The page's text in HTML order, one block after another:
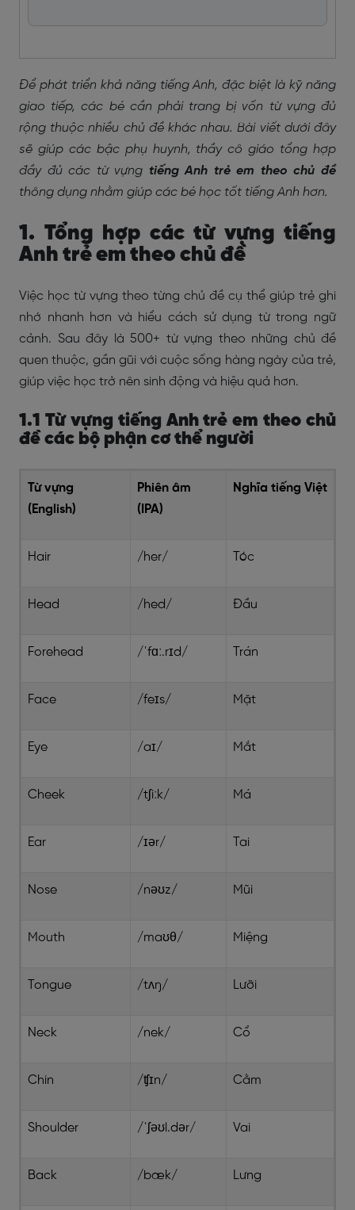
Để phát triển khả năng tiếng Anh, đặc biệt là kỹ năng
giao tiếp, các bé cần phải trang bị vốn từ vựng đủ
rộng thuộc nhiều chủ đề khác nhau. Bài viết dưới đây
sẽ giúp các bậc phụ huynh, thầy cô giáo tổng hợp
đầy đủ các từ vựng tiếng Anh trẻ em theo chủ đề
thông dụng nhằm giúp các bé học tốt tiếng Anh hơn.
1. Tổng hợp các từ vựng tiếng
Anh trẻ em theo chủ đề
Việc học từ vựng theo từng chủ đề cụ thể giúp trẻ ghi
nhớ nhanh hơn và hiểu cách sử dụng từ trong ngữ
cảnh. Sau đây là 500+ từ vựng theo những chủ đề
quen thuộc, gần gũi với cuộc sống hàng ngày của trẻ,
giúp việc học trở nên sinh động và hiệu quả hơn.
1.1 Từ vựng tiếng Anh trẻ em theo chủ
đề các bộ phận cơ thể người
Từ vựng
(English)
Phiên âm
(IPA)
Nghĩa tiếng Việt
Hair /her/ Tóc
Head /hed/ Đầu
Forehead /ˈfɑː.rɪd/ Trán
Face /feɪs/ Mặt
Eye /aɪ/ Mắt
Cheek /tʃiːk/ Má
Ear /ɪər/ Tai
Nose /nəʊz/ Mũi
Mouth /maʊθ/ Miệng
Tongue /tʌŋ/ Lưỡi
Neck /nek/ Cổ
Chin /ʧɪn/ Cằm
Shoulder /ˈʃəʊl.dər/ Vai
Back /bæk/ Lưng